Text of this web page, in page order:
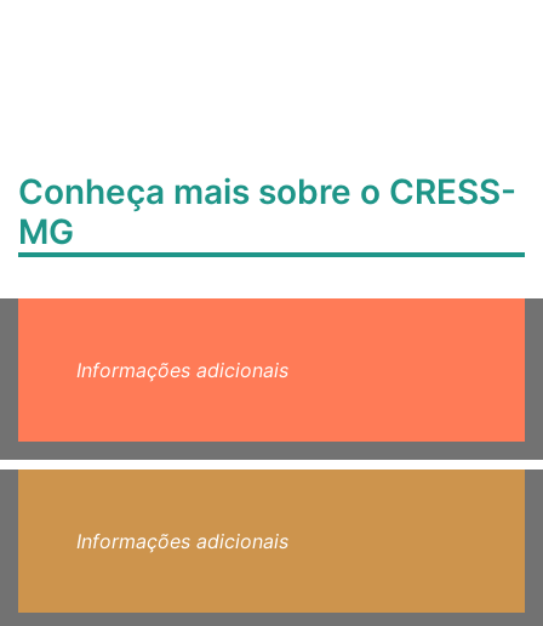
Conheça mais sobre o CRESS-
MG
Informações adicionais
Informações adicionais